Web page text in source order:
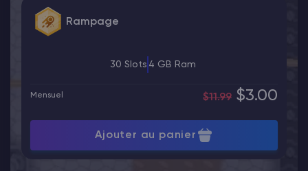
Rampage
30 Slots 4 GB Ram
Mensuel $11.99 $3.00
Ajouter au panier